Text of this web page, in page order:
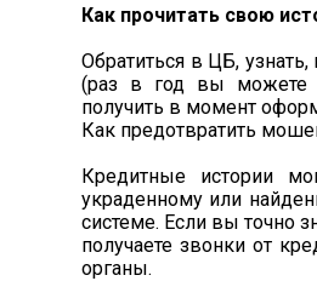
Как прочитать свою
Обратиться в ЦБ,
(раз в год вы можете
получить в момент
Как предотвратить
Кредитные истории
украденному или
системе. Если вы точно
получаете звонки от
органы.